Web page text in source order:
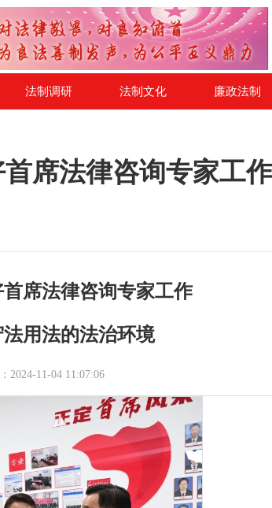
法制调研 法制文化 廉政法制
席法律咨询专家工
席法律咨询专家工作
用法的法治环境
2024-11-04 11:07:06